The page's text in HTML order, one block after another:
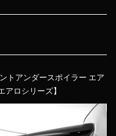
トアンダースポイラー エア
アロシリーズ】